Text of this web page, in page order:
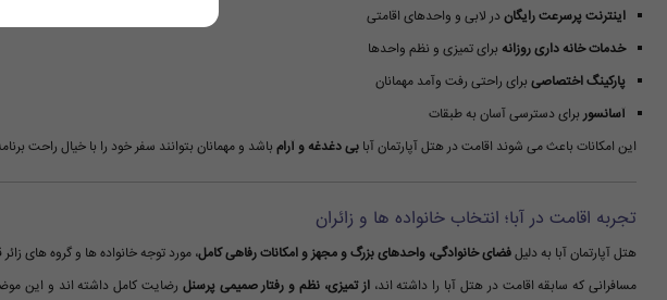
اینترنت پرسرعت رایگاندر لابی و واحدهای اقامتی
خدمات خانه داری روزانه برای تمیزی و نظم واحدها
پارکینگ اختصاصی برای راحتی رفت وآمد مهمانان
آسانسوربرای دسترسی آسان به طبقات
این امکانات باعث می شوند اقامت در هتل آپارتمان آبا بی دغدغه و آرام باشد و مهمانان بتوانند سفر خود را با خیال راحت
تجربه اقامت در آبا؛ انتخاب خانواده ها و زائران
هتل آپارتمان آبا به دلیلفضای خانوادگی، واحدهای بزرگ و مجهز و امکانات رفاهی کامل، مورد توجه خانواده ها و گروه های
مسافرانی که سابقه اقامت در هتل آبا را داشته اند،از تمیزی، نظم و رفتار صمیمی پرسنل رضایت کامل داشته اند و این